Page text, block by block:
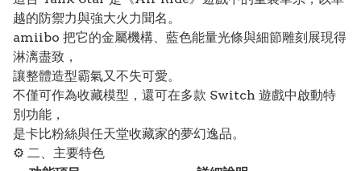
越的防禦力與強大火力聞名。
amiibo 把它的金屬機構、藍色能量光條與細節雕刻展現得
淋漓盡致，
讓整體造型霸氣又不失可愛。
不僅可作為收藏模型，還可在多款 Switch 遊戲中啟動特
別功能，
是卡比粉絲與任天堂收藏家的夢幻逸品。
⚙️ 二、主要特色